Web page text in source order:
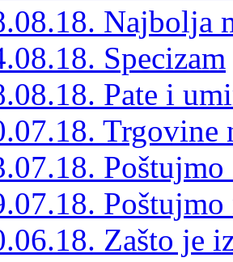
Najbolja
Specizam
Pate i
Trgovine
Poštujmo
Zašto je